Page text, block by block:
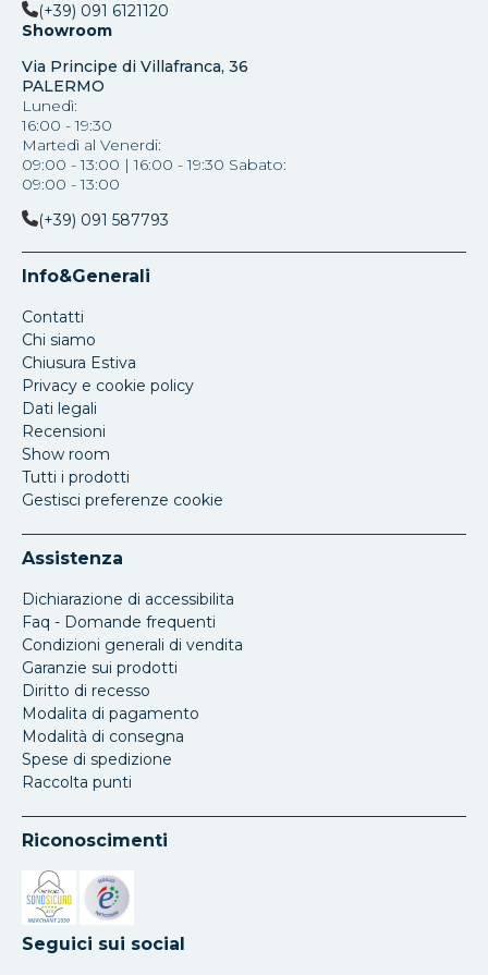
(+39) 091 6121120
Showroom
Via Principe di Villafranca, 36
PALERMO
Lunedì:
16:00 - 19:30
Martedì al Venerdi:
09:00 - 13:00 | 16:00 - 19:30 Sabato:
09:00 - 13:00
(+39) 091 587793
Info&Generali
Contatti
Chi siamo
Chiusura Estiva
Privacy e cookie policy
Dati legali
Recensioni
Show room
Tutti i prodotti
Gestisci preferenze cookie
Assistenza
Dichiarazione di accessibilita
Faq - Domande frequenti
Condizioni generali di vendita
Garanzie sui prodotti
Diritto di recesso
Modalita di pagamento
Modalità di consegna
Spese di spedizione
Raccolta punti
Riconoscimenti
Si apre in una nuova scheda
Si apre in una nuova scheda
Seguici sui social